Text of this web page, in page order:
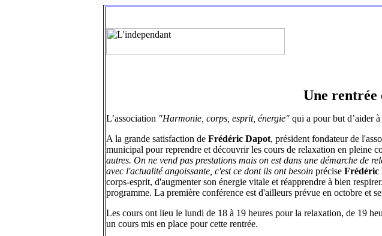
Une rentrée
L’association "Harmonie, corps, esprit, énergie" qui a pour but d’aider
A la grande satisfaction de Frédéric Dapot, président fondateur de
municipal pour reprendre et découvrir les cours de relaxation en pleine
autres. On ne vend pas prestations mais on est dans une démarche de
avec l'actualité angoissante, c'est ce dont ils ont besoin précise Frédéric
corps-esprit, d'augmenter son énergie vitale et réapprendre à bien
programme. La première conférence est d'ailleurs prévue en octobre et
Les cours ont lieu le lundi de 18 à 19 heures pour la relaxation, de 19
un cours mis en place pour cette rentrée.